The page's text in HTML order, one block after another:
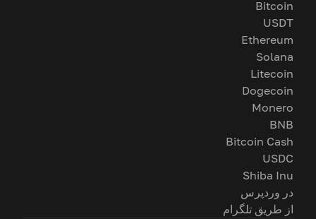
Bitcoin
USDT
Ethereum
Solana
Litecoin
Dogecoin
Monero
BNB
Bitcoin Cash
USDC
Shiba Inu
در وردپرس
از طریق تلگرام